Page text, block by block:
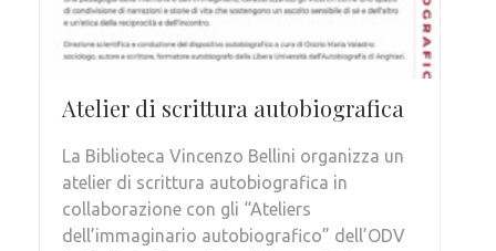
Atelier di scrittura autobiografica
La Biblioteca Vincenzo Bellini organizza un
atelier di scrittura autobiografica in
collaborazione con gli “Ateliers
dell’immaginario autobiografico” dell’ODV